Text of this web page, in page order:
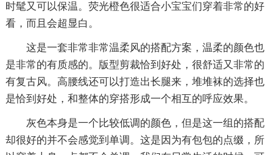
时髦又可以保温。荧光橙色很适合小宝宝们穿着非常的好
看，而且会超显白。
这是一套非常非常温柔风的搭配方案，温柔的颜色也
是非常的有质感的。版型剪裁恰到好处，很舒适又非常的
有复古风。高腰线还可以打造出长腿来，堆堆袜的选择也
是恰到好处，和整体的穿搭形成一个相互的呼应效果。
灰色本身是一个比较低调的颜色，但是这一组的搭配
却很好的并不会感觉到单调。这是因为有包包的点缀，所